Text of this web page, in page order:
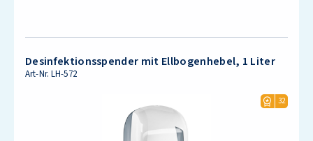
Desinfektionsspender mit Ellbogenhebel, 1 Liter
Art-Nr.LH-572
32